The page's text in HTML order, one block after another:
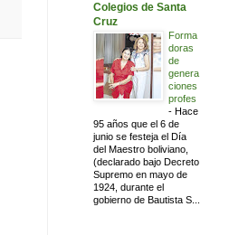
Colegios de Santa
Cruz
Forma
doras
de
genera
ciones
profes
- Hace
95 años que el 6 de
junio se festeja el Día
del Maestro boliviano,
(declarado bajo Decreto
Supremo en mayo de
1924, durante el
gobierno de Bautista S...